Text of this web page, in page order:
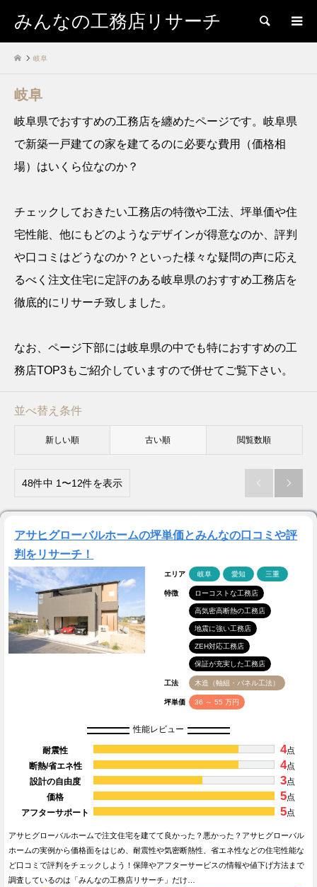
みんなの工務店リサーチ 検索
岐阜
岐阜
岐阜県でおすすめの工務店を纏めたページです。岐阜県
で新築一戸建ての家を建てるのに必要な費用（価格相
場）はいくら位なのか？
チェックしておきたい工務店の特徴や工法、坪単価や住
宅性能、他にもどのようなデザインが得意なのか、評判
や口コミはどうなのか？といった様々な疑問の声に応え
るべく注文住宅に定評のある岐阜県のおすすめ工務店を
徹底的にリサーチ致しました。
なお、ページ下部には岐阜県の中でも特におすすめの工
務店TOP3もご紹介していますので併せてご覧下さい。
並べ替え条件
新しい順 古い順 閲覧数順
48件中 1〜12件を表示  
アサヒグローバルホームの坪単価とみんなの口コミや評
判をリサーチ！
エリア 岐阜 愛知 三重
特徴 ローコストな工務店
高気密高断熱の工務店
地震に強い工務店
ZEH対応工務店
保証が充実した工務店
工法 木造（軸組・パネル工法）
坪単価 36 ～ 55 万円
性能レビュー
耐震性 4点
断熱/省エネ性
4点
設計の自由度
3点
価格
5点
アフターサポート
5点
アサヒグローバルホームで注文住宅を建てて良かった？悪かった？アサヒグローバル
ホームの実例から価格面をはじめ、耐震性や気密断熱性、省エネ性などの住宅性能な
ど口コミで評判をチェックしよう！保障やアフターサービスの情報や値下げ方法まで
調査しているのは「みんなの工務店リサーチ」だけ…